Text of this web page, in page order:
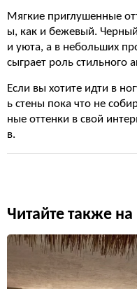
Мягкие приглушенные
ы, как и бежевый.
и уюта, а в небольших
сыграет роль стильного
Если вы хотите идти в
ь стены пока что не
ные оттенки в свой
в.
Читайте также